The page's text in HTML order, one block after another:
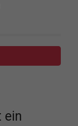
ein